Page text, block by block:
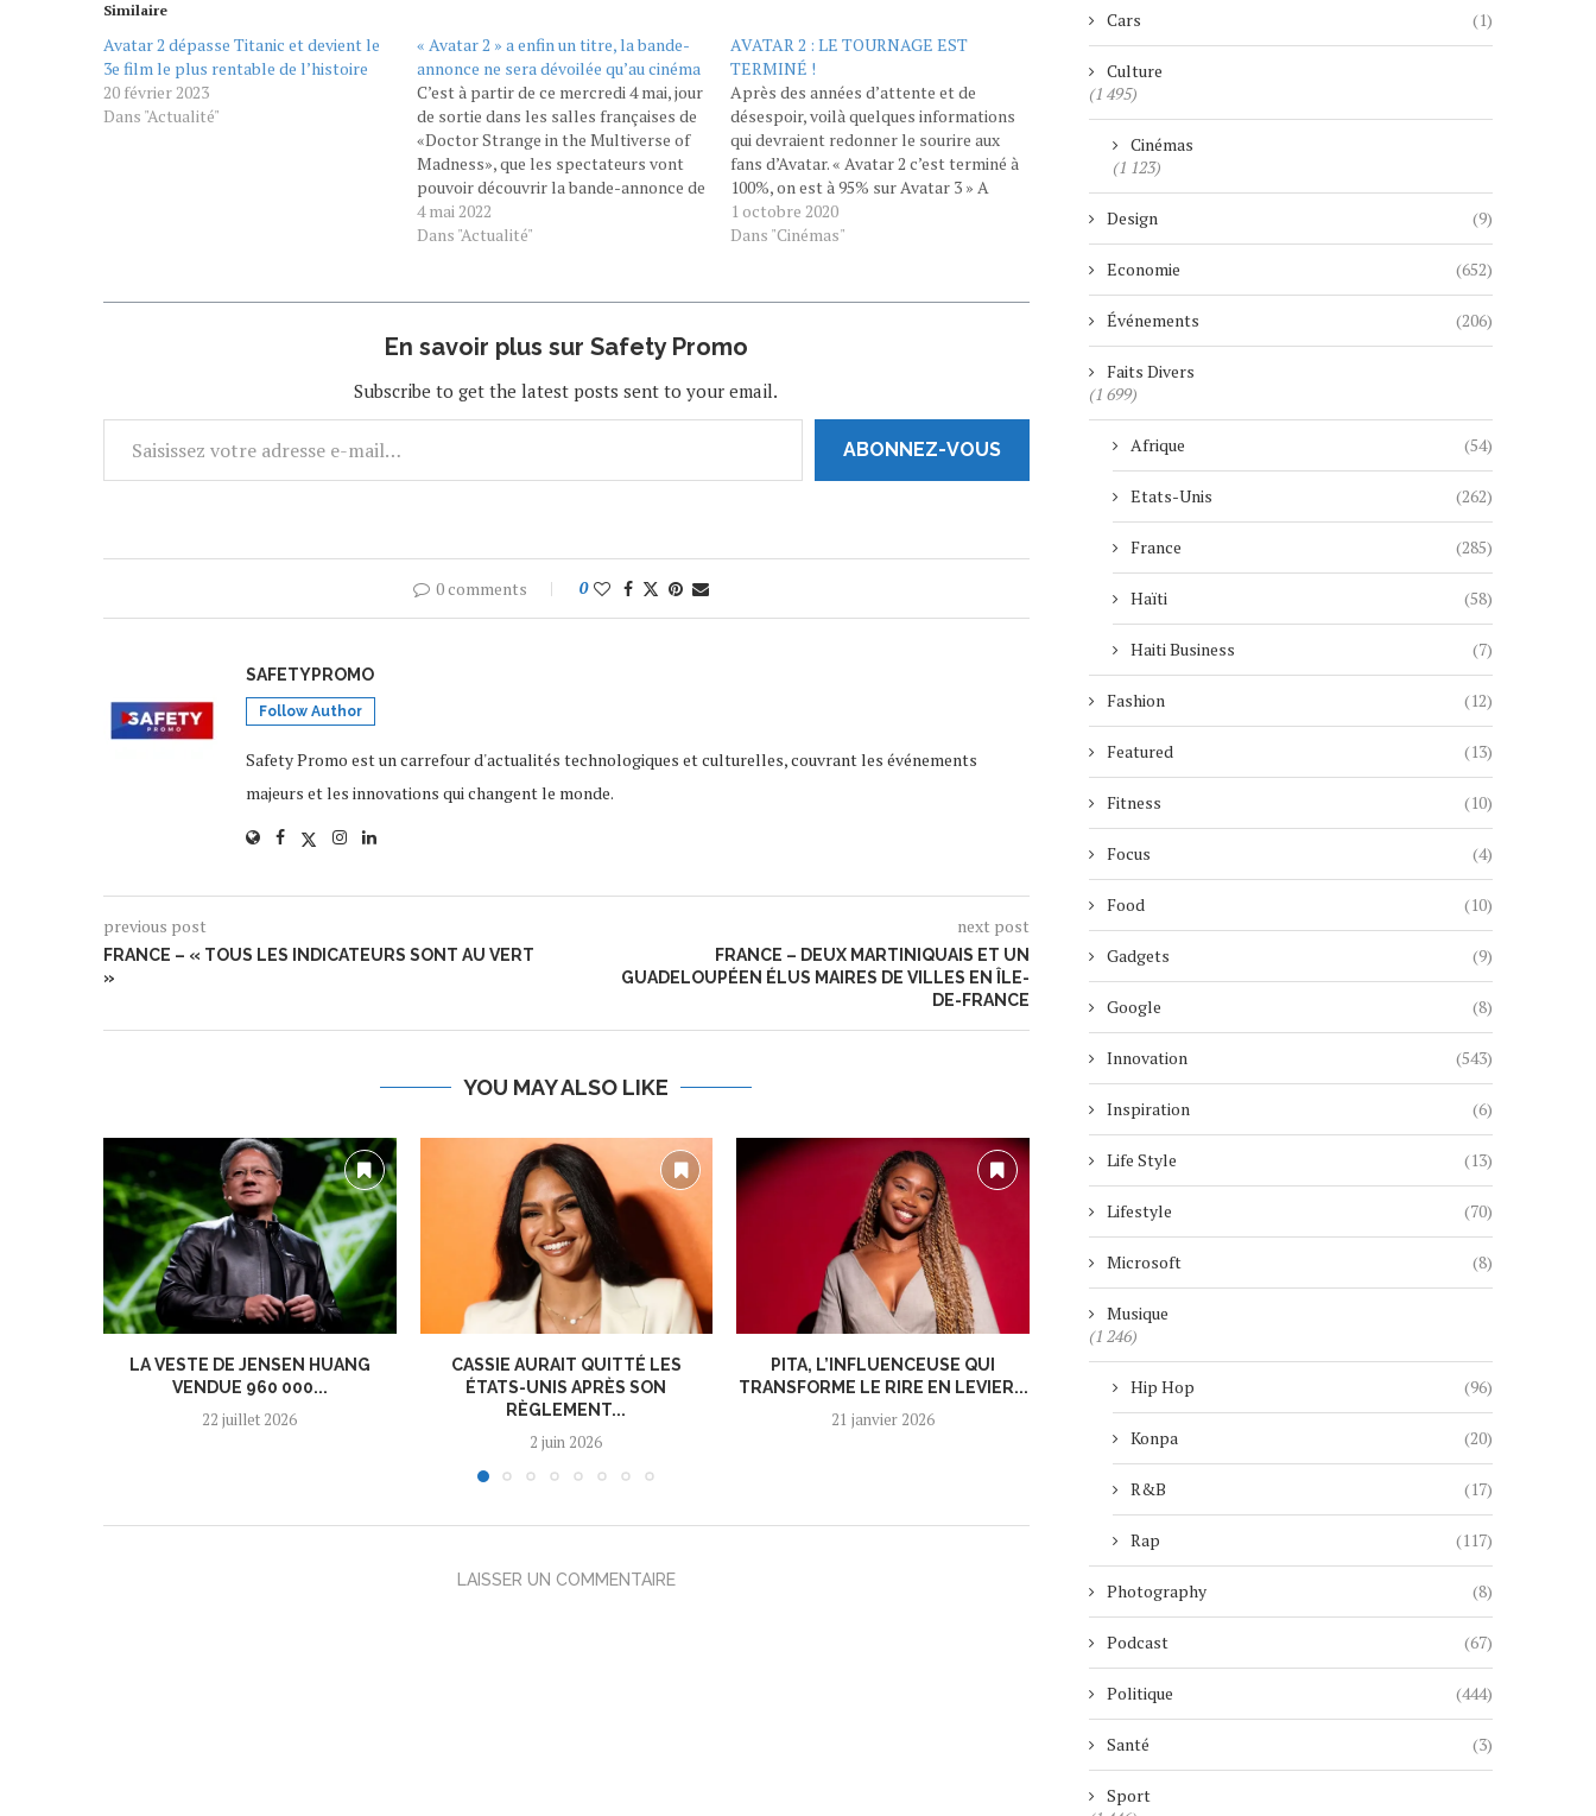
Similaire
Avatar 2 dépasse Titanic et devient le
3e film le plus rentable de l’histoire
20 février 2023
Dans "Actualité"
« Avatar 2 » a enfin un titre, la bande-
annonce ne sera dévoilée qu’au cinéma
C’est à partir de ce mercredi 4 mai, jour
de sortie dans les salles françaises de
«Doctor Strange in the Multiverse of
Madness», que les spectateurs vont
pouvoir découvrir la bande-annonce de
«Avatar : La voie de l’eau» avant la
projection du film Marvel. Attendu en
4 mai 2022
Dans "Actualité"
AVATAR 2 : LE TOURNAGE EST
TERMINÉ !
Après des années d’attente et de
désespoir, voilà quelques informations
qui devraient redonner le sourire aux
fans d’Avatar. « Avatar 2 c’est terminé à
100%, on est à 95% sur Avatar 3 » A
l’occasion d’une interview accordée à
Arnold Schwarzenegger dans le cadre
1 octobre 2020
Dans "Cinémas"
En savoir plus sur Safety Promo
Subscribe to get the latest posts sent to your email.
ABONNEZ-VOUS
0 comments 0
SAFETYPROMO
Follow Author
Safety Promo est un carrefour d'actualités technologiques et culturelles, couvrant les événements
majeurs et les innovations qui changent le monde.
previous post
FRANCE – « TOUS LES INDICATEURS SONT AU VERT
»
next post
FRANCE – DEUX MARTINIQUAIS ET UN
GUADELOUPÉEN ÉLUS MAIRES DE VILLES EN ÎLE-
DE-FRANCE
YOU MAY ALSO LIKE
LA VESTE DE JENSEN HUANG
VENDUE 960 000...
22 juillet 2026
CASSIE AURAIT QUITTÉ LES
ÉTATS-UNIS APRÈS SON
RÈGLEMENT...
2 juin 2026
PITA, L’INFLUENCEUSE QUI
TRANSFORME LE RIRE EN LEVIER...
21 janvier 2026
CIEL DUBAI MARINA : LE PLUS
HAUT HÔTEL...
4 janvier 2026
UNE RETRAITÉE
MANIPULÉE PAR UN FAUX
29 novembre 2025
LAISSER UN COMMENTAIRE
Cars (1)
Culture
(1 495)
Cinémas
(1 123)
Design (9)
Economie (652)
Événements (206)
Faits Divers
(1 699)
Afrique (54)
Etats-Unis (262)
France (285)
Haïti (58)
Haiti Business (7)
Fashion (12)
Featured (13)
Fitness (10)
Focus (4)
Food (10)
Gadgets (9)
Google (8)
Innovation (543)
Inspiration (6)
Life Style (13)
Lifestyle (70)
Microsoft (8)
Musique
(1 246)
Hip Hop (96)
Konpa (20)
R&B (17)
Rap (117)
Photography (8)
Podcast (67)
Politique (444)
Santé (3)
Sport